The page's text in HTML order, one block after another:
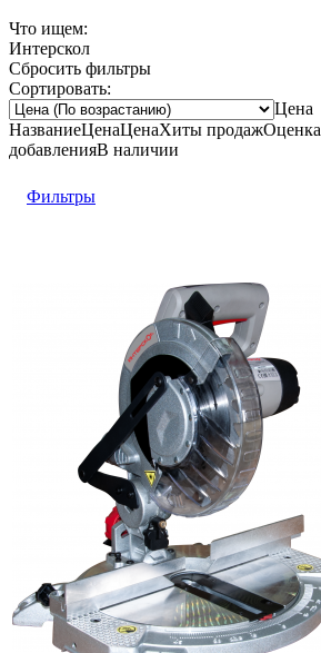
Что ищем:
Интерскол
Сбросить фильтры
Сортировать:
Цена
НазваниеЦенаЦенаХиты продажОценка
добавленияВ наличии
Фильтры